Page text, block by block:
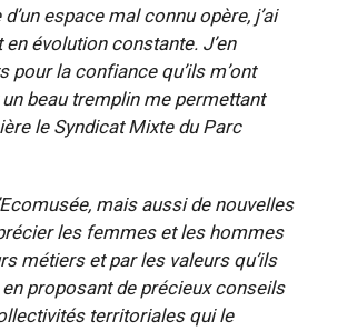
espace mal connu opère, j’ai
évolution constante. J’en
la confiance qu’ils m’ont
beau tremplin me permettant
le Syndicat Mixte du Parc
mais aussi de nouvelles
les femmes et les hommes
métiers et par les valeurs qu’ils
proposant de précieux conseils
territoriales qui le